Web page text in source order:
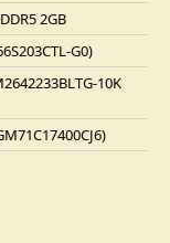
2GB
G0)
10K